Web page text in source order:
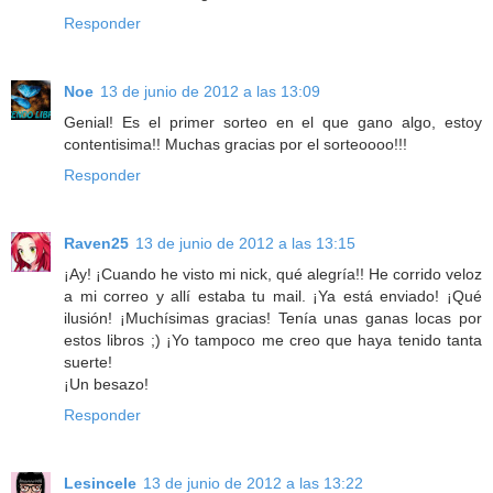
Responder
Noe 13 de junio de 2012 a las 13:09
Genial! Es el primer sorteo en el que gano algo, estoy
contentisima!! Muchas gracias por el sorteoooo!!!
Responder
Raven25 13 de junio de 2012 a las 13:15
¡Ay! ¡Cuando he visto mi nick, qué alegría!! He corrido veloz
a mi correo y allí estaba tu mail. ¡Ya está enviado! ¡Qué
ilusión! ¡Muchísimas gracias! Tenía unas ganas locas por
estos libros ;) ¡Yo tampoco me creo que haya tenido tanta
suerte!
¡Un besazo!
Responder
Lesincele 13 de junio de 2012 a las 13:22